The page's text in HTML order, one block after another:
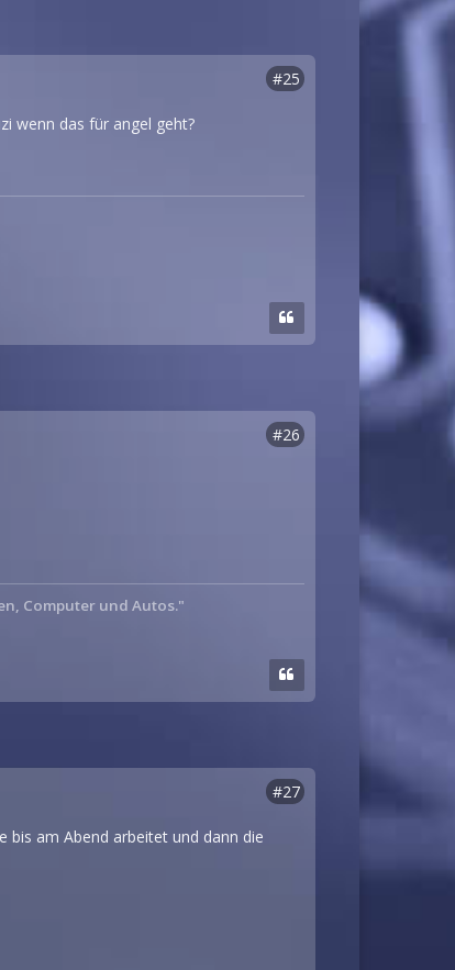
#25
wenn das für angel geht?
#26
Computer und Autos."
#27
bis am Abend arbeitet und dann die